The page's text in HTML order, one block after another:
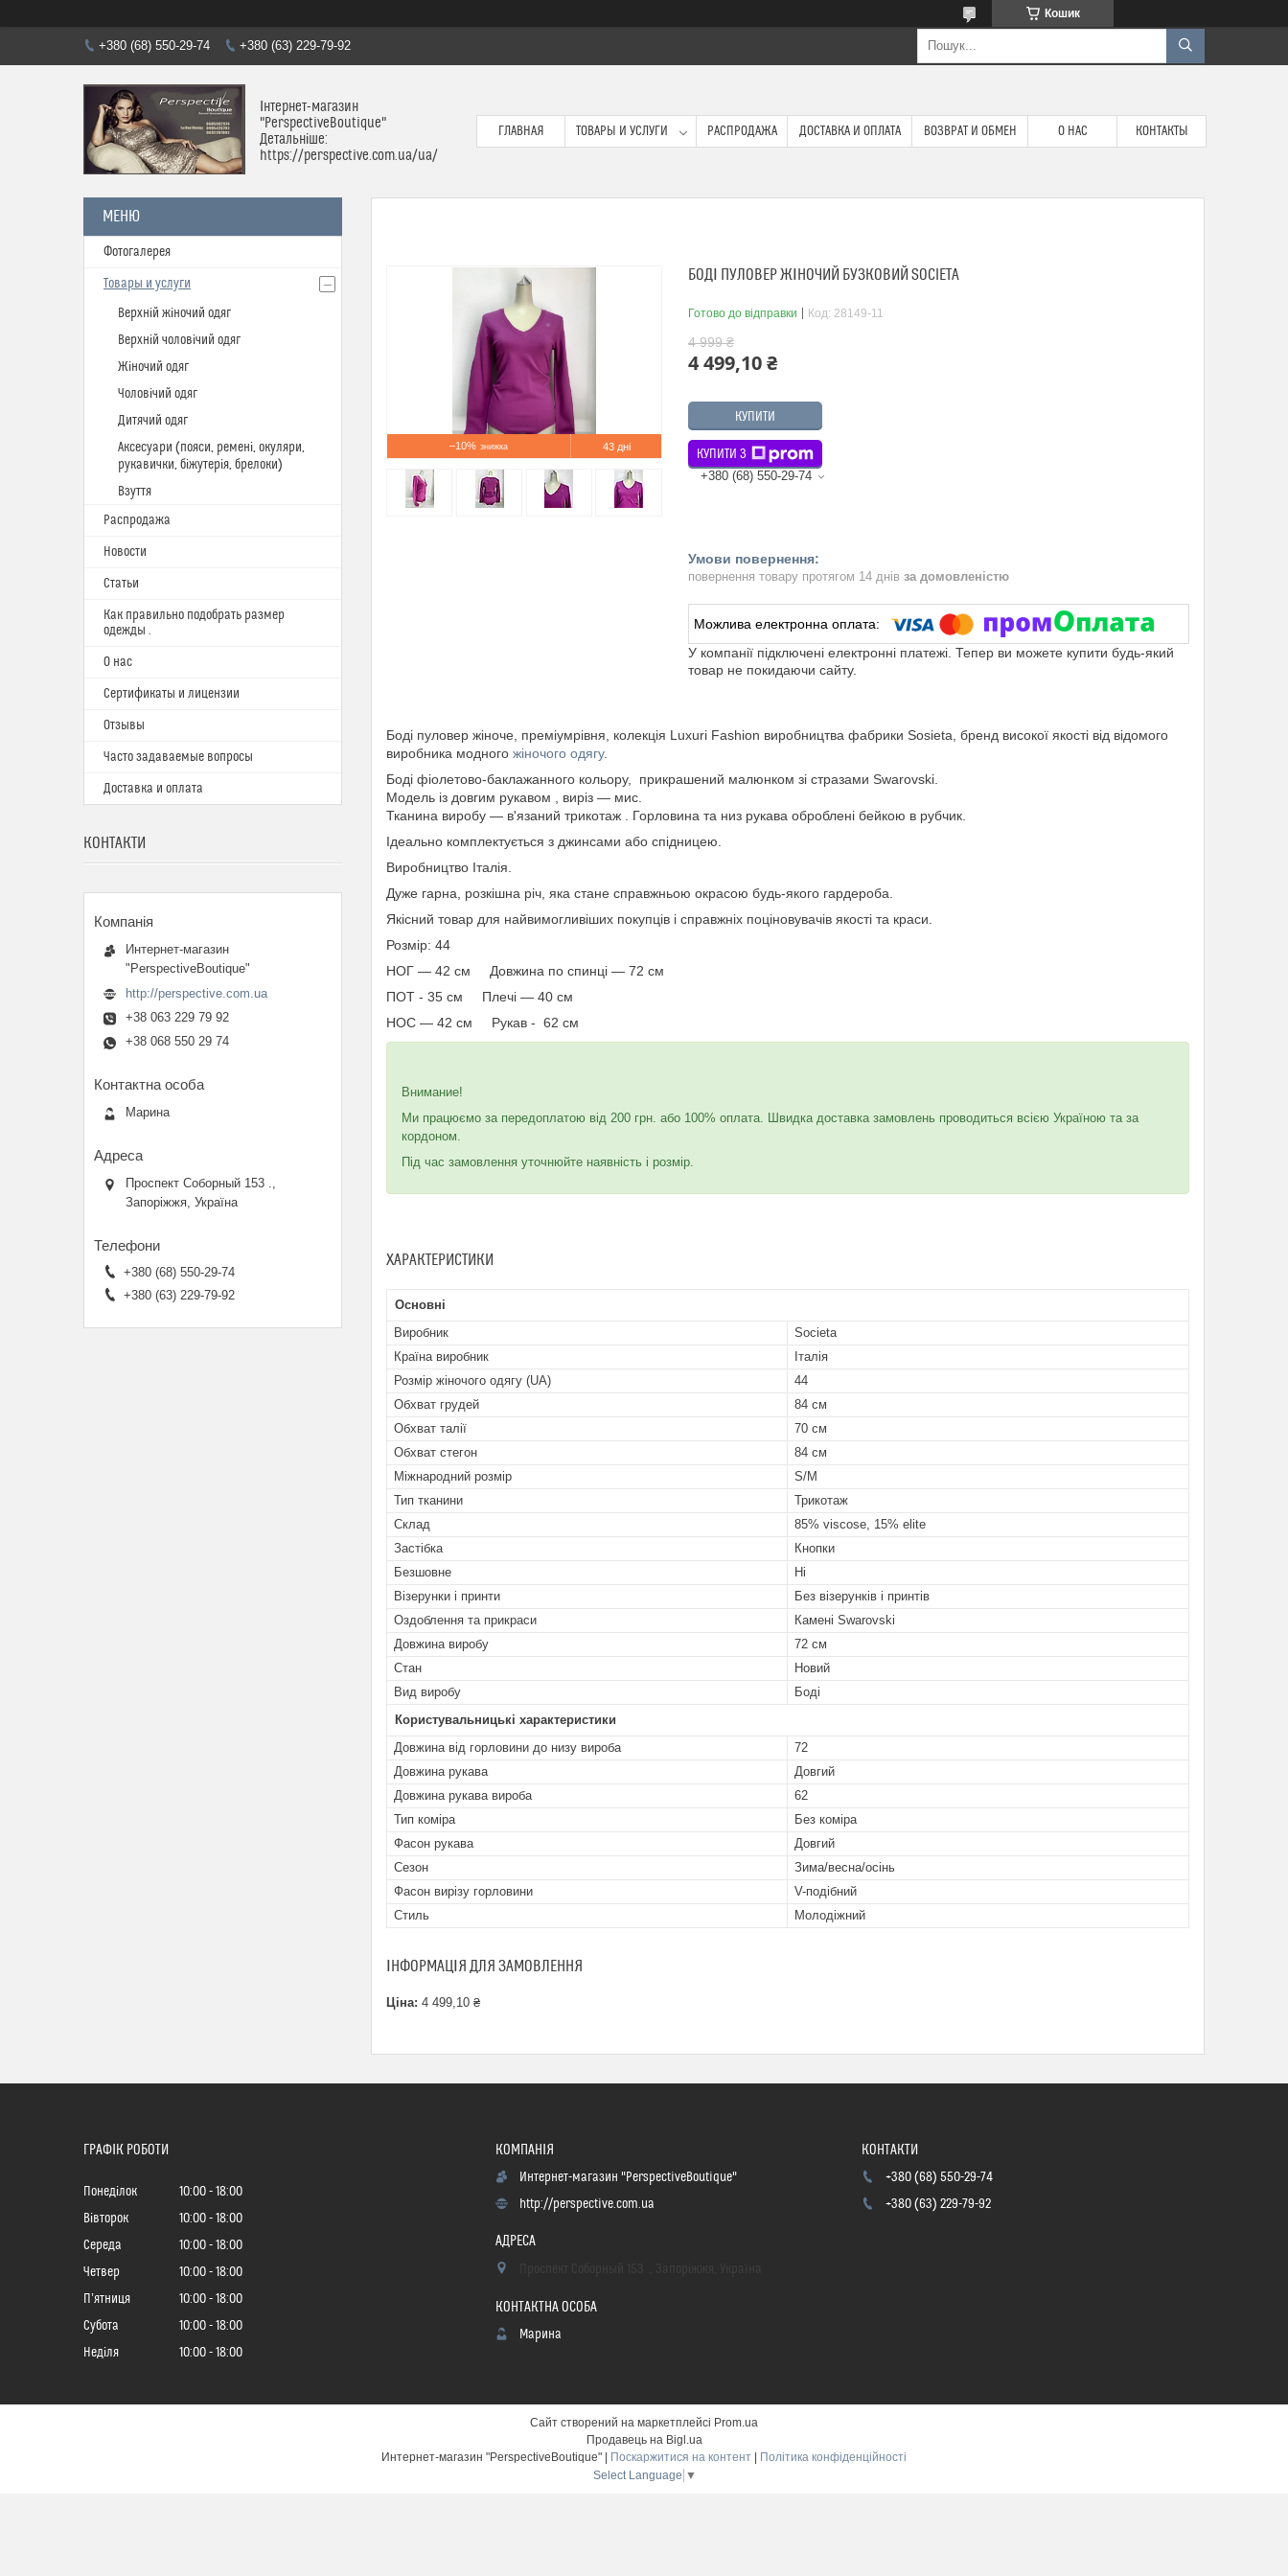
Кошик
+380 (68) 550-29-74 +380 (63) 229-79-92
Інтернет-магазин
"PerspectiveBoutique"
Детальніше:
https://perspective.com.ua/ua/
ГЛАВНАЯ ТОВАРЫ И УСЛУГИ РАСПРОДАЖА ДОСТАВКА И ОПЛАТА ВОЗВРАТ И ОБМЕН О НАС КОНТАКТЫ
–10% 43 дні
БОДІ ПУЛОВЕР ЖІНОЧИЙ БУЗКОВИЙ SOCIETA
Готово до відправки Код: 28149-11
4 999 ₴
4 499,10 ₴
КУПИТИ
КУПИТИ З
+380 (68) 550-29-74
повернення товару протягом 14 днів за домовленістю
У компанії підключені електронні платежі. Тепер ви можете купити будь-який
товар не покидаючи сайту.
Боді пуловер жіноче, преміумрівня, колекція Luxuri Fashion виробництва фабрики Sosieta, бренд високої якості від відомого
виробника модного жіночого одягу.
Боді фіолетово-баклажанного кольору, прикрашений малюнком зі стразами Swarovski.
Модель із довгим рукавом , виріз — мис.
Тканина виробу — в'язаний трикотаж . Горловина та низ рукава оброблені бейкою в рубчик.
Ідеально комплектується з джинсами або спідницею.
Виробництво Італія.
Дуже гарна, розкішна річ, яка стане справжньою окрасою будь-якого гардероба.
Якісний товар для найвимогливіших покупців і справжніх поціновувачів якості та краси.
Розмір: 44
НОГ — 42 см Довжина по спинці — 72 см
ПОТ - 35 см Плечі — 40 см
НОС — 42 см Рукав - 62 см
Внимание!
Ми працюємо за передоплатою від 200 грн. або 100% оплата. Швидка доставка замовлень проводиться всією Україною та за
кордоном.
Під час замовлення уточнюйте наявність і розмір.
ХАРАКТЕРИСТИКИ
Основні
Виробник
Societa
Країна виробник
Італія
Розмір жіночого одягу (UA)
44
Обхват грудей
84 см
Обхват талії
70 см
Обхват стегон
84 см
Міжнародний розмір
S/M
Тип тканини
Трикотаж
Склад
85% viscose, 15% elite
Застібка
Кнопки
Безшовне
Ні
Візерунки і принти
Без візерунків і принтів
Оздоблення та прикраси
Камені Swarovski
Довжина виробу
72 см
Стан
Новий
Вид виробу
Боді
Користувальницькі характеристики
Довжина від горловини до низу вироба
72
Довжина рукава
Довгий
Довжина рукава вироба
62
Тип коміра
Без коміра
Фасон рукава
Довгий
Сезон
Зима/весна/осінь
Фасон вирізу горловини
V-подібний
Стиль
Молодіжний
ІНФОРМАЦІЯ ДЛЯ ЗАМОВЛЕННЯ
Ціна: 4 499,10 ₴
Фотогалерея
Товары и услуги
Верхній жіночий одяг
Верхній чоловічий одяг
Жіночий одяг
Чоловічий одяг
Дитячий одяг
Аксесуари (пояси, ремені, окуляри,
рукавички, біжутерія, брелоки)
Взуття
Распродажа
Новости
Статьи
Как правильно подобрать размер
одежды .
О нас
Сертификаты и лицензии
Отзывы
Часто задаваемые вопросы
Доставка и оплата
КОНТАКТИ
Интернет-магазин
"PerspectiveBoutique"
http://perspective.com.ua
+38 063 229 79 92
+38 068 550 29 74
Марина
Проспект Соборный 153 .,
Запоріжжя, Україна
+380 (68) 550-29-74
+380 (63) 229-79-92
ГРАФІК РОБОТИ
Понеділок 10:00
18:00
Вівторок
10:00
18:00
Середа
10:00
18:00
Четвер
10:00
18:00
Пʼятниця
10:00
18:00
Субота
10:00
18:00
Неділя
10:00 18:00
Интернет-магазин "PerspectiveBoutique"
http://perspective.com.ua
Марина
+380 (68) 550-29-74
+380 (63) 229-79-92
Сайт створений на маркетплейсі Prom.ua
Продавець на Bigl.ua
Поскаржитися на контент
Політика конфіденційності
Select Language ▼